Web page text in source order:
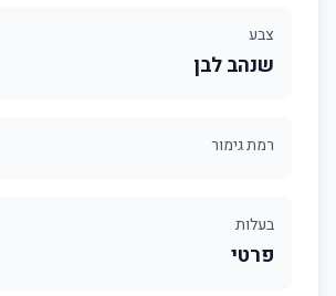
צבע
שנהב לבן
רמת גימור
בעלות
פרטי